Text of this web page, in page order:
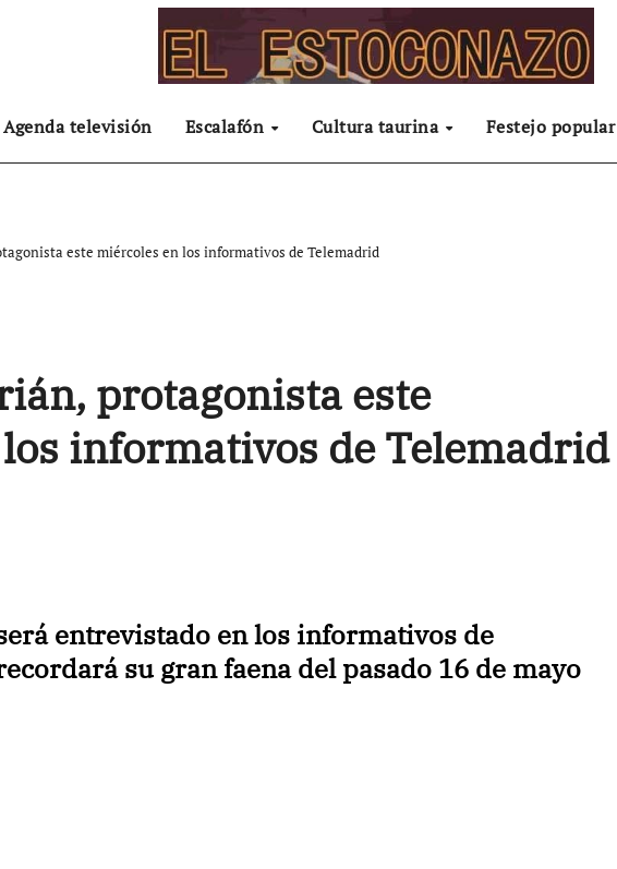
Agenda televisión Escalafón Cultura taurina Festejo popular
este miércoles en los informativos de Telemadrid
protagonista este
informativos de Telemadrid
entrevistado en los informativos de
su gran faena del pasado 16 de mayo